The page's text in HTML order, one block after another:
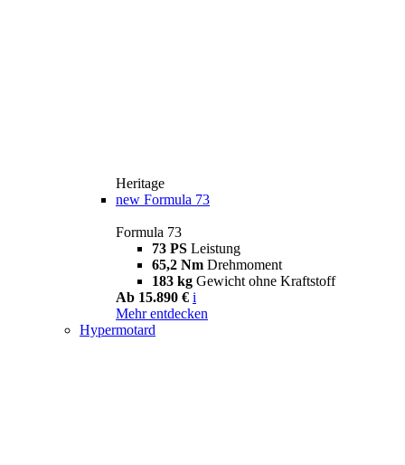
Heritage
new Formula 73
Formula 73
73 PS Leistung
65,2 Nm Drehmoment
183 kg Gewicht ohne Kraftstoff
Ab 15.890 € i
Mehr entdecken
Hypermotard